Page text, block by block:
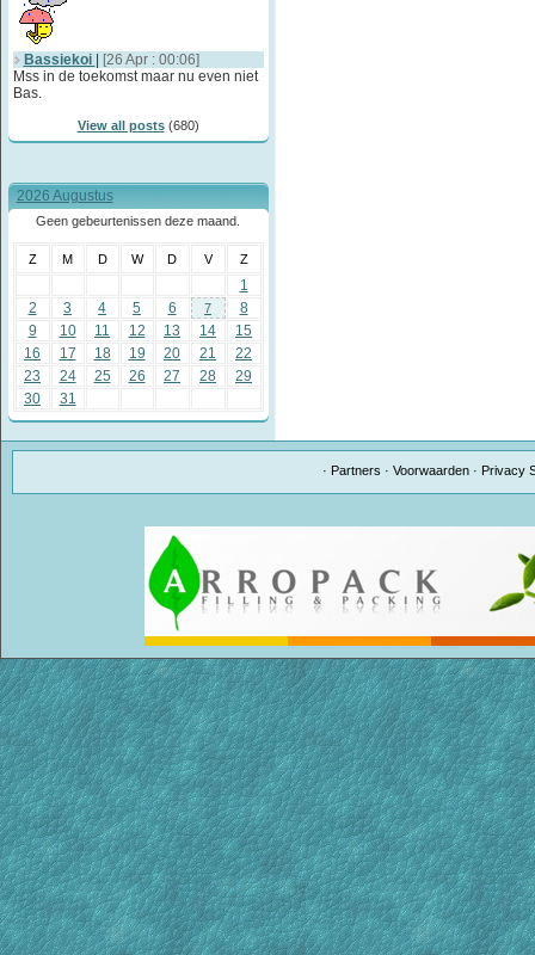
Bassiekoi
[26 Apr : 00:06]
Mss in de toekomst maar nu even niet
Bas.
View all posts(680)
2026 Augustus
Geen gebeurtenissen deze maand.
Z M D W D V Z
1
2
3 4 5 6 7
8
9
10 11 12 13 14
15
16
17 18 19 20 21
22
23
24 25 26 27 28
29
30
31
· Partners ·Voorwaarden · Privacy